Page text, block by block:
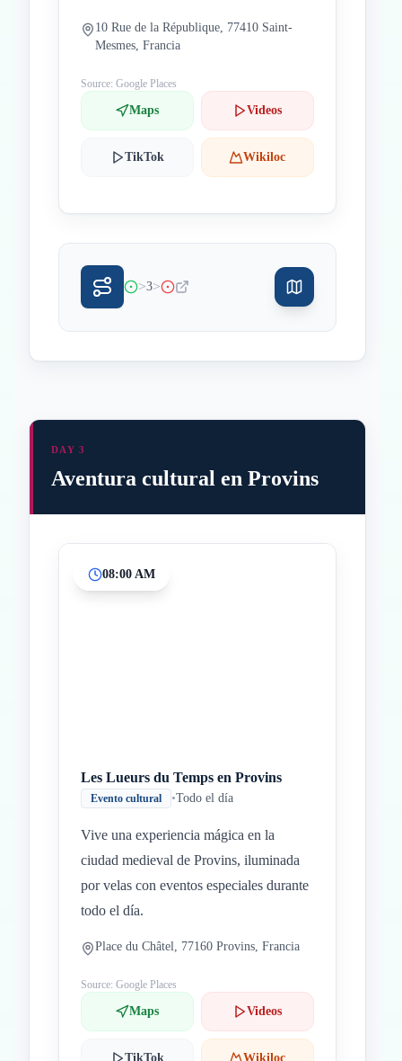
10 Rue de la République, 77410 Saint-
Mesmes, Francia
Source: Google Places
Maps Videos
TikTok Wikiloc
>3>
DAY 3
Aventura cultural en Provins
08:00 AM
Les Lueurs du Temps en Provins
Evento cultural •Todo el día
Vive una experiencia mágica en la
ciudad medieval de Provins, iluminada
por velas con eventos especiales durante
todo el día.
Place du Châtel, 77160 Provins, Francia
Source: Google Places
Maps Videos
TikTok Wikiloc